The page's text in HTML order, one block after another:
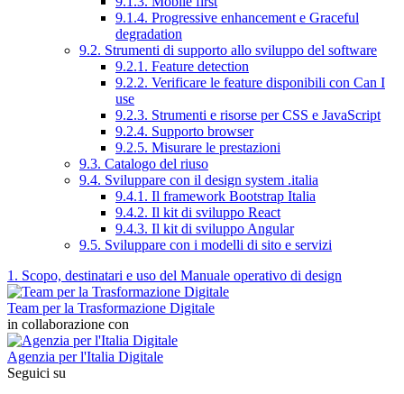
9.1.4. Progressive enhancement e Graceful
degradation
9.2. Strumenti di supporto allo sviluppo del software
9.2.1. Feature detection
9.2.2. Verificare le feature disponibili con Can I
use
9.2.3. Strumenti e risorse per CSS e JavaScript
9.2.4. Supporto browser
9.2.5. Misurare le prestazioni
9.3. Catalogo del riuso
9.4. Sviluppare con il design system .italia
9.4.1. Il framework Bootstrap Italia
9.4.2. Il kit di sviluppo React
9.4.3. Il kit di sviluppo Angular
9.5. Sviluppare con i modelli di sito e servizi
1. Scopo, destinatari e uso del Manuale operativo di design
Team per la Trasformazione Digitale
in collaborazione con
Agenzia per l'Italia Digitale
Seguici su